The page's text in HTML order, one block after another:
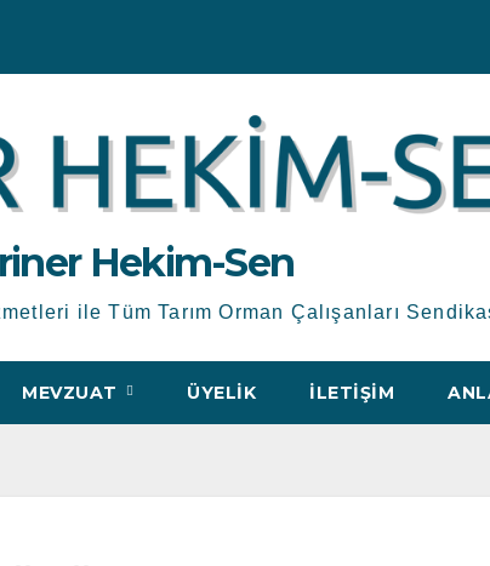
Hekim-Sen
ile Tüm Tarım Orman Çalışanları
MEVZUAT ÜYELIK İLETIŞIM